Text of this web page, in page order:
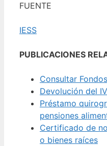
FUENTE
IESS
PUBLICACIONES
Consultar
Devolución del
Préstamo
pensiones
Certificado de
o bienes raíces